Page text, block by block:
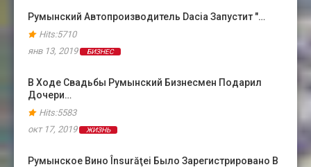
Румынский Автопроизводитель Dacia Запустит "…
Hits:5710
янв 13, 2019
БИЗНЕС
В Ходе Свадьбы Румынский Бизнесмен Подарил
Дочери…
Hits:5583
окт 17, 2019
ЖИЗНЬ
Румынское Вино Însurăţei Было Зарегистрировано В